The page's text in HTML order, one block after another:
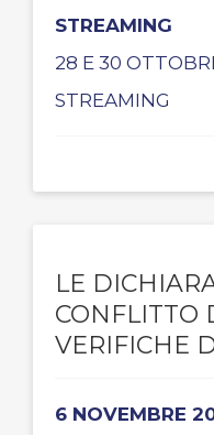
STREAMING
28 E 30
STREAMING
LE
CONFLITTO
VERIFICHE
6 NOVEMBRE